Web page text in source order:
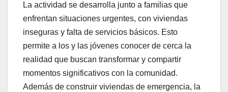
La actividad se desarrolla junto a familias que
enfrentan situaciones urgentes, con viviendas
inseguras y falta de servicios básicos. Esto
permite a los y las jóvenes conocer de cerca la
realidad que buscan transformar y compartir
momentos significativos con la comunidad.
Además de construir viviendas de emergencia, la